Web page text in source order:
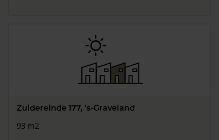
Zuidereinde 177, 's-Graveland
93 m2